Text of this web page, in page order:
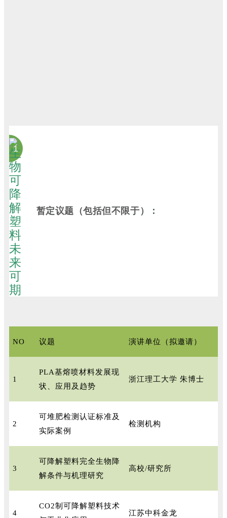
1
暂定议题（包括但不限于）：
NO 议题 演讲单位（拟邀请）
1
PLA基熔喷材料发展现
状、应用及趋势
浙江理工大学 朱博士
2
可堆肥检测认证标准及
实际案例
检测机构
3
可降解塑料完全生物降
解条件与机理研究
高校/研究所
4
CO2制可降解塑料技术
江苏中科金龙